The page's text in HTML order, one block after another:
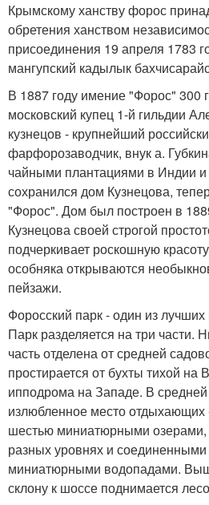
Крымскому ханству форос
обретения ханством
присоединения 19 апреля 1783
мангупский кадылык
В 1887 году имение "Форос" 300
московский купец 1-й гильдии
кузнецов - крупнейший
фарфорозаводчик, внук а.
чайными плантациями в Индии
сохранился дом Кузнецова,
"Форос". Дом был построен в
Кузнецова своей строгой
подчеркивает роскошную
особняка открываются
пейзажи.
Форосский парк - один из
Парк разделяется на три части.
часть отделена от средней
простирается от бухты тихой на
ипподрома на Западе. В средней
излюбленное место отдыхающих
шестью миниатюрными
разных уровнях и
миниатюрными водопадами.
склону к шоссе поднимается